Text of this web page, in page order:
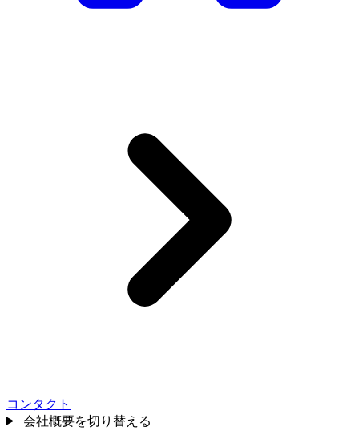
コンタクト
会社概要を切り替える